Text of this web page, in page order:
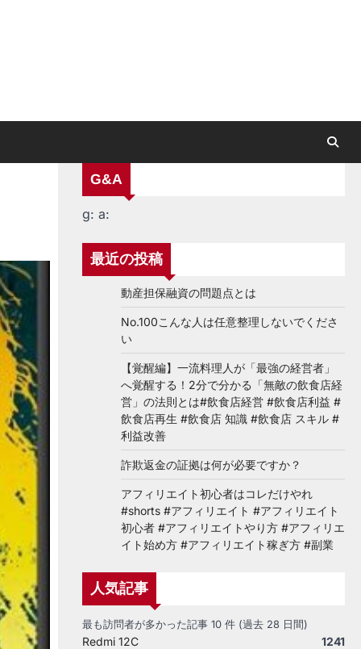
G&A
g: a:
最近の投稿
動産担保融資の問題点とは
No.100こんな人は任意整理しないでくださ
い
【覚醒編】一流料理人が「最強の経営者」
へ覚醒する！2分で分かる「無敵の飲食店経
営」の法則とは#飲食店経営 #飲食店利益 #
飲食店再生 #飲食店 知識 #飲食店 スキル #
利益改善
詐欺返金の証拠は何が必要ですか？
アフィリエイト初心者はコレだけやれ
#shorts #アフィリエイト #アフィリエイト
初心者 #アフィリエイトやり方 #アフィリエ
イト始め方 #アフィリエイト稼ぎ方 #副業
人気記事
最も訪問者が多かった記事 10 件 (過去 28 日間)
Redmi 12C 1241